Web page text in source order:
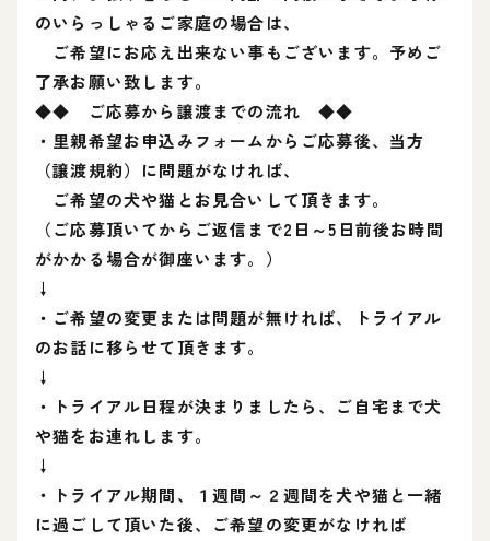
のいらっしゃるご家庭の場合は、
ご希望にお応え出来ない事もございます。予めご
了承お願い致します。
◆◆ ご応募から譲渡までの流れ ◆◆
・里親希望お申込みフォームからご応募後、当方
（譲渡規約）に問題がなければ、
ご希望の犬や猫とお見合いして頂きます。
（ご応募頂いてからご返信まで2日～5日前後お時間
がかかる場合が御座います。）
↓
・ご希望の変更または問題が無ければ、トライアル
のお話に移らせて頂きます。
↓
・トライアル日程が決まりましたら、ご自宅まで犬
や猫をお連れします。
↓
・トライアル期間、１週間～２週間を犬や猫と一緒
に過ごして頂いた後、ご希望の変更がなければ